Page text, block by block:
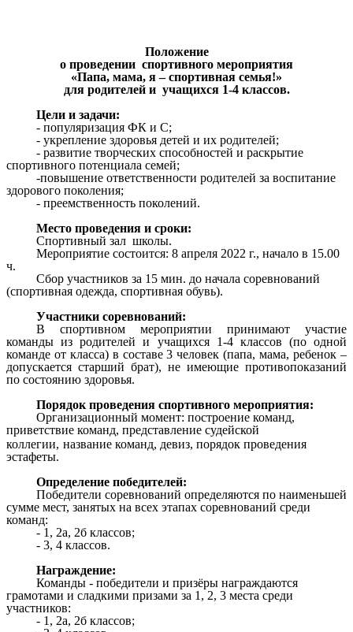
Положение
о проведении спортивного мероприятия
«Папа, мама, я – спортивная семья!»
для родителей и учащихся 1-4 классов.
Цели и задачи:
популяризация ФК и С;
укрепление здоровья детей и их родителей;
развитие творческих способностей и раскрытие
спортивного потенциала семей;
-повышение ответственности родителей за воспитание
здорового поколения;
преемственность поколений.
Место проведения и сроки:
Спортивный зал школы.
Мероприятие состоится: 8 апреля 2022 г., начало в 15.00
ч.
Сбор участников за 15 мин. до начала соревнований
(спортивная одежда, спортивная обувь).
Участники соревнований:
В спортивном мероприятии принимают участие
команды из родителей и учащихся 1-4 классов (по одной
команде от класса) в составе 3 человек (папа, мама, ребенок –
допускается старший брат), не имеющие противопоказаний
по состоянию здоровья.
Порядок проведения спортивного мероприятия:
Организационный момент: построение команд,
приветствие команд, представление судейской
коллегии, название команд, девиз, порядок проведения
эстафеты.
Определение победителей:
Победители соревнований определяются по наименьшей
сумме мест, занятых на всех этапах соревнований среди
команд:
- 1, 2а, 2б классов;
- 3, 4 классов.
Награждение:
Команды - победители и призёры награждаются
грамотами и сладкими призами за 1, 2, 3 места среди
участников:
- 1, 2а, 2б классов;